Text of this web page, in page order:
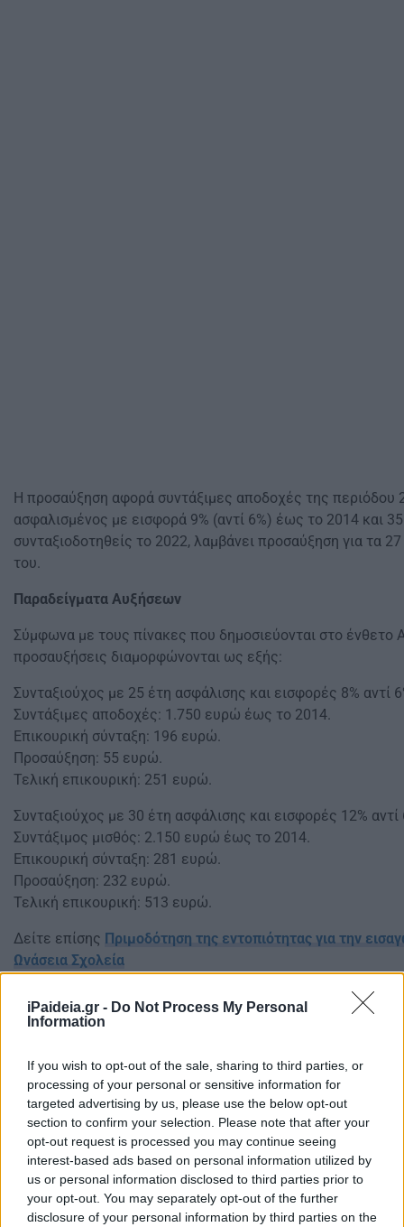
iPaideia.gr - Do Not Process My Personal
Information
If you wish to opt-out of the sale, sharing to third parties, or
processing of your personal or sensitive information for
targeted advertising by us, please use the below opt-out
section to confirm your selection. Please note that after your
opt-out request is processed you may continue seeing
interest-based ads based on personal information utilized by
us or personal information disclosed to third parties prior to
your opt-out. You may separately opt-out of the further
disclosure of your personal information by third parties on the
Η προσαύξηση αφορά συντάξιμες αποδοχές της περιόδου
ασφαλισμένος με εισφορά 9% (αντί 6%) έως το 2014 και
συνταξιοδοτηθείς το 2022, λαμβάνει προσαύξηση για τα
του.
Παραδείγματα Αυξήσεων
Σύμφωνα με τους πίνακες που δημοσιεύονται στο ένθετο
προσαυξήσεις διαμορφώνονται ως εξής:
Συνταξιούχος με 25 έτη ασφάλισης και εισφορές 8% αντί
Συντάξιμες αποδοχές: 1.750 ευρώ έως το 2014.
Επικουρική σύνταξη: 196 ευρώ.
Προσαύξηση: 55 ευρώ.
Τελική επικουρική: 251 ευρώ.
Συνταξιούχος με 30 έτη ασφάλισης και εισφορές 12%
Συντάξιμος μισθός: 2.150 ευρώ έως το 2014.
Επικουρική σύνταξη: 281 ευρώ.
Προσαύξηση: 232 ευρώ.
Τελική επικουρική: 513 ευρώ.
Δείτε επίσης Πριμοδότηση της εντοπιότητας για την
Ωνάσεια Σχολεία